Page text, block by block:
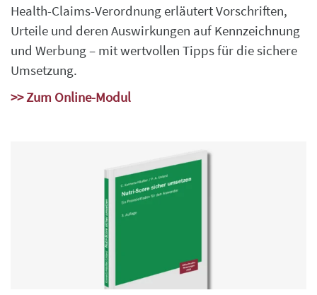
Health-Claims-Verordnung erläutert Vorschriften,
Urteile und deren Auswirkungen auf Kennzeichnung
und Werbung – mit wertvollen Tipps für die sichere
Umsetzung.
>> Zum Online-Modul